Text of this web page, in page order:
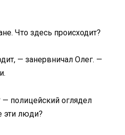
Что здесь происходит?
— занервничал Олег. —
полицейский оглядел
эти люди?